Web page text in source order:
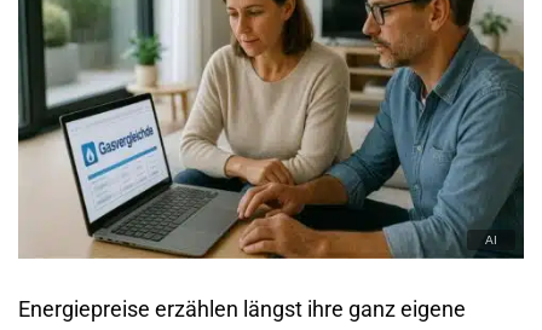
Energiepreise erzählen längst ihre ganz eigene